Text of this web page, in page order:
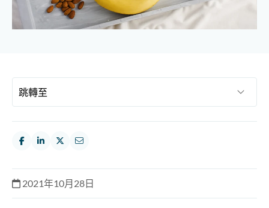
2021年10月28日